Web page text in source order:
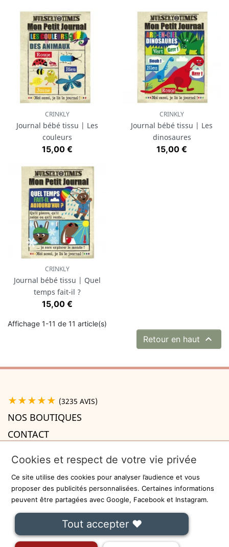
CRINKLY
Journal bébé tissu | Les
couleurs
Prix
15,00 €
CRINKLY
Journal bébé tissu | Les
dinosaures
Prix
15,00 €
CRINKLY
Journal bébé tissu | Quel
temps fait-il ?
Prix
15,00 €
Affichage 1-11 de 11 article(s)
Retour en haut 
★★★★★ (3235 AVIS)
NOS BOUTIQUES
CONTACT
INFORMATIONS
Recevez la newsletter
On ne communiquera jamais votre adresse e-mail à des tiers.
Cookies et respect de votre vie privée
Ce site utilise des cookies pour analyser l’audience et vous
proposer des publicités personnalisées. Certaines informations
peuvent être partagées avec Google, Facebook et Instagram.
Tout accepter ❤